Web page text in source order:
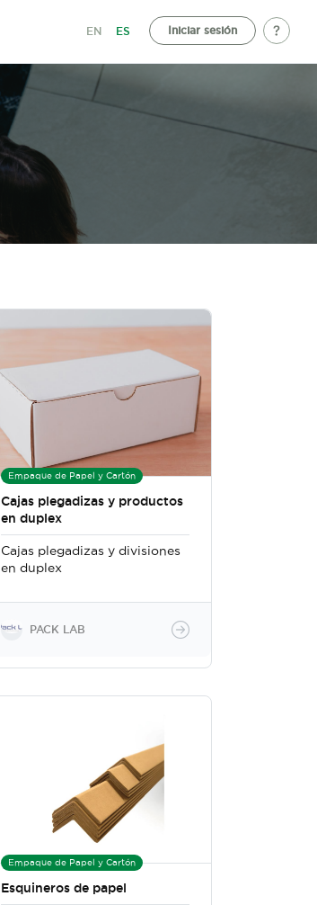
EN ES Iniciar sesión
Empaque de Papel y Cartón
Cajas plegadizas y productos
en duplex
Cajas plegadizas y divisiones
en duplex
PACK LAB
Empaque de Papel y Cartón
Esquineros de papel